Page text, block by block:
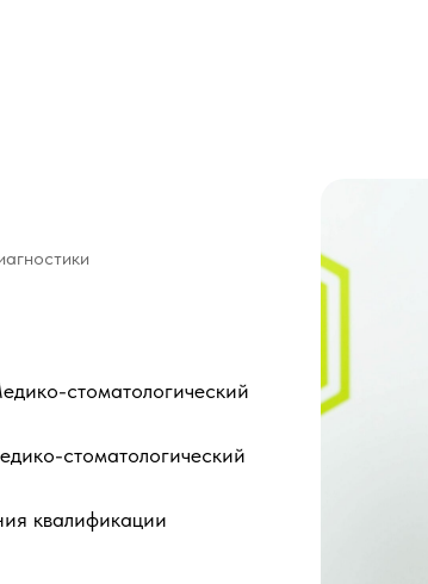
стоматологический
стоматологический
квалификации